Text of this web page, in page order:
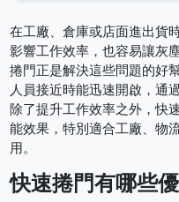
在工廠、倉庫或店面進出貨
影響工作效率，也容易讓灰
捲門正是解決這些問題的好
人員接近時能迅速開啟，通
除了提升工作效率之外，快
能效果，特別適合工廠、物
用。
快速捲門有哪些